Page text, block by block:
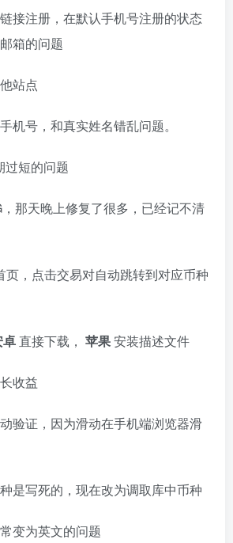
接注册，在默认手机号注册的状态
箱的问题
站点
机号，和真实姓名错乱问题。
过短的问题
那天晚上修复了很多，已经记不清
页，点击交易对自动跳转到对应币种
卓 直接下载， 苹果安装描述文件
收益
验证，因为滑动在手机端浏览器滑
是写死的，现在改为调取库中币种
变为英文的问题